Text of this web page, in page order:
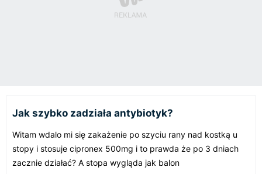
Jak szybko zadziała antybiotyk?
Witam wdalo mi się zakażenie po szyciu rany nad kostką u
stopy i stosuje cipronex 500mg i to prawda że po 3 dniach
zacznie działać? A stopa wygląda jak balon